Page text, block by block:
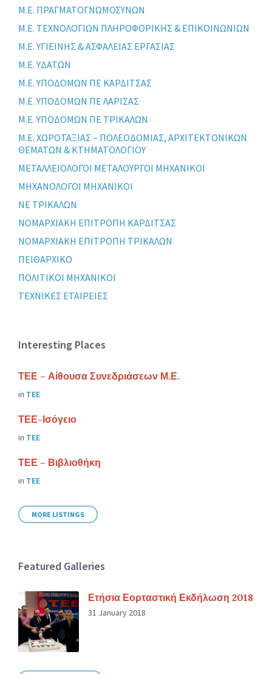
Μ.Ε. ΠΡΑΓΜΑΤΟΓΝΩΜΟΣΥΝΩΝ
Μ.Ε. ΤΕΧΝΟΛΟΓΙΩΝ ΠΛΗΡΟΦΟΡΙΚΗΣ & ΕΠΙΚΟΙΝΩΝΙΩΝ
Μ.Ε. ΥΓΙΕΙΝΗΣ & ΑΣΦΑΛΕΙΑΣ ΕΡΓΑΣΙΑΣ
Μ.Ε. ΥΔΑΤΩΝ
Μ.Ε. ΥΠΟΔΟΜΩΝ ΠΕ ΚΑΡΔΙΤΣΑΣ
Μ.Ε. ΥΠΟΔΟΜΩΝ ΠΕ ΛΑΡΙΣΑΣ
Μ.Ε. ΥΠΟΔΟΜΩΝ ΠΕ ΤΡΙΚΑΛΩΝ
Μ.Ε. ΧΩΡΟΤΑΞΙΑΣ – ΠΟΛΕΟΔΟΜΙΑΣ, ΑΡΧΙΤΕΚΤΟΝΙΚΩΝ
ΘΕΜΑΤΩΝ & ΚΤΗΜΑΤΟΛΟΓΙΟΥ
ΜΕΤΑΛΛΕΙΟΛΟΓΟΙ ΜΕΤΑΛΟΥΡΓΟΙ ΜΗΧΑΝΙΚΟΙ
ΜΗΧΑΝΟΛΟΓΟΙ ΜΗΧΑΝΙΚΟΙ
ΝΕ ΤΡΙΚΑΛΩΝ
ΝΟΜΑΡΧΙΑΚΗ ΕΠΙΤΡΟΠΗ ΚΑΡΔΙΤΣΑΣ
ΝΟΜΑΡΧΙΑΚΗ ΕΠΙΤΡΟΠΗ ΤΡΙΚΑΛΩΝ
ΠΕΙΘΑΡΧΙΚΟ
ΠΟΛΙΤΙΚΟΙ ΜΗΧΑΝΙΚΟΙ
ΤΕΧΝΙΚΕΣ ΕΤΑΙΡΕΙΕΣ
Interesting Places
ΤΕΕ – Αίθουσα Συνεδριάσεων Μ.Ε.
in ΤΕΕ
ΤΕΕ-Ισόγειο
in ΤΕΕ
ΤΕΕ – Βιβλιοθήκη
in ΤΕΕ
MORE LISTINGS
Featured Galleries
Ετήσια Εορταστική Εκδήλωση 2018
31 January 2018